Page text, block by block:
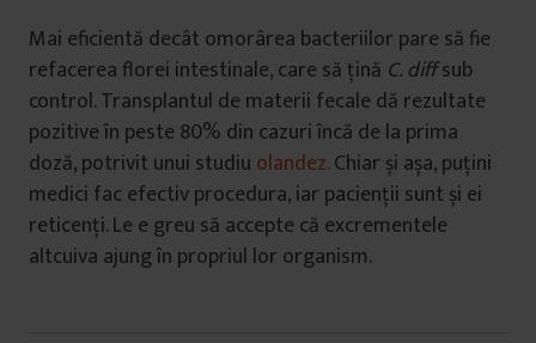
Mai eficientă decât omorârea bacteriilor pare să fie
refacerea florei intestinale, care să țină C. diffsub
control. Transplantul de materii fecale dă rezultate
pozitive în peste 80% din cazuri încă de la prima
doză, potrivit unui studiu olandez.Chiar și așa, puțini
medici fac efectiv procedura, iar pacienții sunt și ei
reticenți. Le e greu să accepte că excrementele
altcuiva ajung în propriul lor organism.